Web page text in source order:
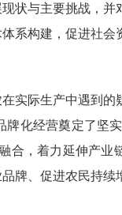
状与主要挑战，并
系构建，促进社会
实际生产中遇到的
化经营奠定了坚
合，着力延伸产业
牌、促进农民持续